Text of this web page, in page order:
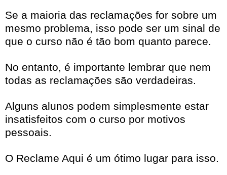
Se a maioria das reclamações for sobre um
mesmo problema, isso pode ser um sinal de
que o curso não é tão bom quanto parece.
No entanto, é importante lembrar que nem
todas as reclamações são verdadeiras.
Alguns alunos podem simplesmente estar
insatisfeitos com o curso por motivos
pessoais.
O Reclame Aqui é um ótimo lugar para isso.